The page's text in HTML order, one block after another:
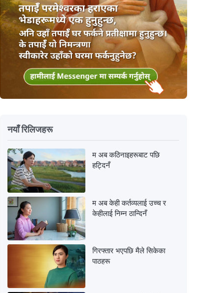
नयाँ रिलिजहरू
म अब कठिनाइहरूबाट पछि
हट्दिनँ
म अब केही कर्तव्यलाई उच्च र
केहीलाई निम्न ठान्दिनँ
गिरफ्तार भएपछि मैले सिकेका
पाठहरू